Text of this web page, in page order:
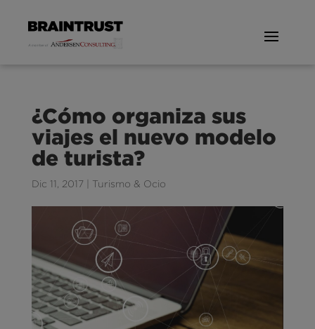
¿Cómo organiza sus
viajes el nuevo modelo
de turista?
Dic 11, 2017| Turismo & Ocio